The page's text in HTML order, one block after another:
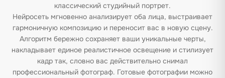
классический студийный портрет.
Нейросеть мгновенно анализирует оба лица, выстраивает
гармоничную композицию и переносит вас в новую сцену.
Алгоритм бережно сохраняет ваши уникальные черты,
накладывает единое реалистичное освещение и стилизует
кадр так, словно вас действительно снимал
профессиональный фотограф. Готовые фотографии можно